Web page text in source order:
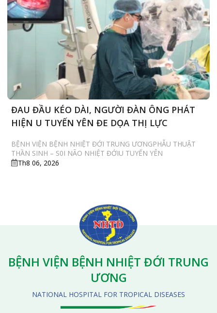
CỨU
ĐAU ĐẦU KÉO DÀI, NGƯỜI ĐÀN ÔNG PHÁT
HIỆN U TUYẾN YÊN ĐE DỌA THỊ LỰC
BỆNH VIỆN BỆNH NHIỆT ĐỚI TRUNG ƯƠNGPHẪU THUẬT
THẦN SINH – S0I NÃO NHIỆT ĐỚIU TUYẾN YÊN
Th8 06, 2026
BỆNH VIỆN BỆNH NHIỆT ĐỚI TRUNG
ƯƠNG
NATIONAL HOSPITAL FOR TROPICAL DISEASES